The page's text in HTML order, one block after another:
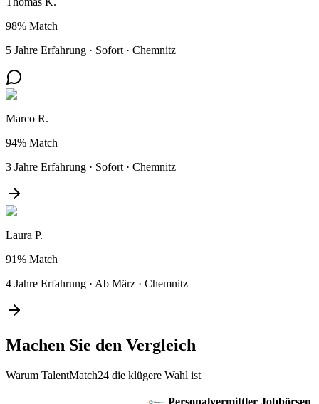
98% Match
5 Jahre Erfahrung · Sofort · Chemnitz
Marco R.
94% Match
3 Jahre Erfahrung · Sofort · Chemnitz
Laura P.
91% Match
4 Jahre Erfahrung · Ab März · Chemnitz
Machen Sie den Vergleich
Warum TalentMatch24 die klügere Wahl ist
Personalvermittler Jobbörsen